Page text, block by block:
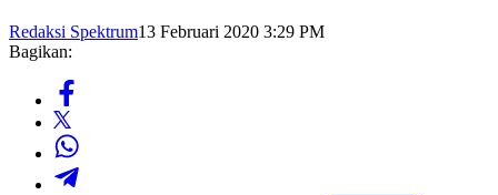
Redaksi Spektrum13 Februari 2020 3:29 PM
Bagikan: